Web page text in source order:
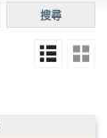
搜尋